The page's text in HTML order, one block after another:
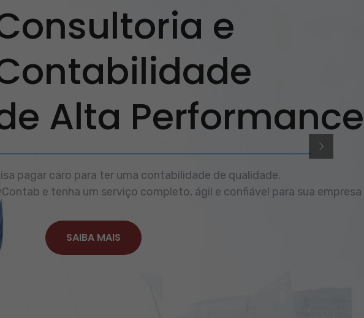
e
Alta Performance
pagar caro para ter uma contabilidade de qualidade.
e tenha um serviço completo, ágil e confiável para sua empresa
SAIBA MAIS